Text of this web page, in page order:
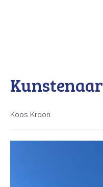
Kunstenaar
Koos Kroon